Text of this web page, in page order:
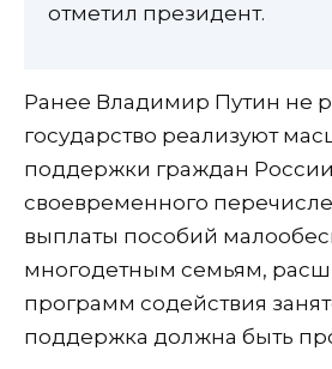
отметил президент.
Ранее Владимир Путин не
государство реализуют
поддержки граждан
своевременного
выплаты пособий
многодетным семьям,
программ содействия
поддержка должна быть